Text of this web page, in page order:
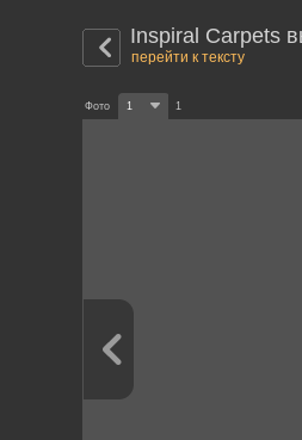
Inspiral Carpets
перейти к тексту
Фото 1 1